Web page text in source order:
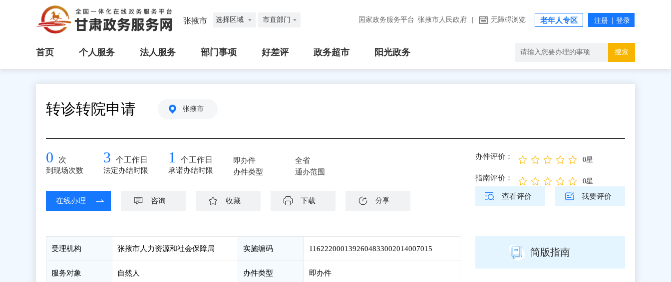
张掖市 选择区域 市直部门 国家政务服务平台 张掖市人民政府 无障碍浏览 老年人专区
首页 个人服务 法人服务 部门事项 好差评 政务超市 阳光政务 搜索
转诊转院申请 张掖市
0 次
到现场次数
3 个工作日
法定办结时限
1 个工作日
承诺办结时限
即办件
办件类型
全省
通办范围
在线办理 咨询 收藏 下载 分享
办件评价： 0星
指南评价： 0星
查看评价 我要评价
受理机构 张掖市人力资源和社会保障局 实施编码 1162220001392604833002014007015
服务对象 自然人 办件类型 即办件
简版指南